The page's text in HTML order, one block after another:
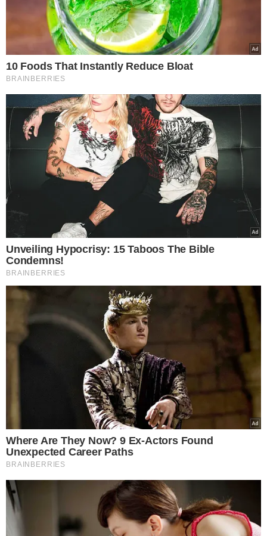
É a primeira vez desde o início de 2022 — logo após a
abertura de capital do Nubank — que seus valores de
mercado se cruzam em uma base de fechamento. Essa
mudança é impulsionada por uma grande alta nas ações
da fintech, que subiram 46% este ano após os fortes
resultados do primeiro trimestre.
alternaram como o banco mais valioso da América
Latina. O Nubank, que tem Berkshire Hathaway e
Sequoia Capital entre seus sócios, começou oferecendo
cartões de crédito de baixo limite e aplicativos móveis
fáceis de usar para atender todas as classes de
brasileiros.
No último trimestre, o Nubank adicionou 5,5 milhões
de clientes, registrando uma receita de US$ 2,7
bilhões.
A empresa alcançou a marca de 100 milhões de
clientes em seus mercados no Brasil, México e Colômbia,
tornando-se a primeira plataforma bancária digital a
atingir esse marco fora da Ásia.